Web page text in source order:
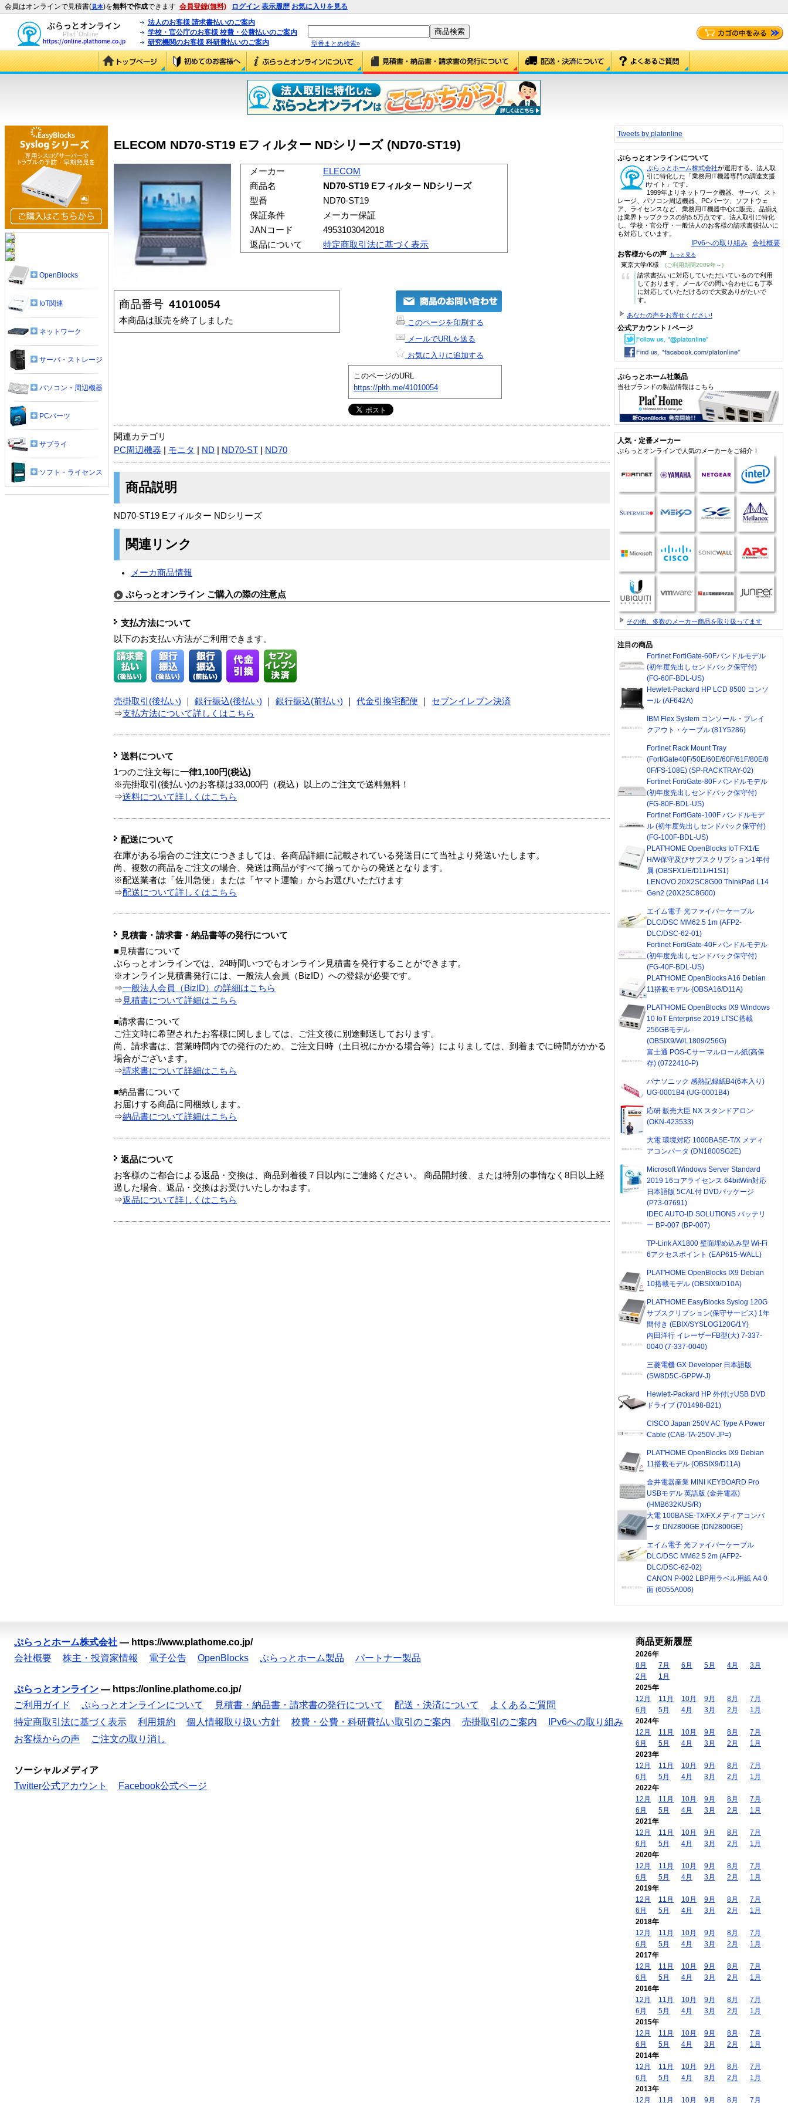
会員はオンラインで見積書(見本)を無料で作成できます 会員登録(無料) ログイン 表示履歴 お気に入りを見る
法人のお客様 請求書払いのご案内
学校・官公庁のお客様 校費・公費払いのご案内
研究機関のお客様 科研費払いのご案内
型番まとめ検索»
ELECOM ND70-ST19 Eフィルター NDシリーズ (ND70-ST19)
メーカー
ELECOM
商品名
ND70-ST19 Eフィルター NDシリーズ
型番
ND70-ST19
保証条件
メーカー保証
JANコード
4953103042018
返品について
特定商取引法に基づく表示
商品番号 41010054
本商品は販売を終了しました
このページを印刷する
メールでURLを送る
お気に入りに追加する
このページのURL
https://plth.me/41010054
関連カテゴリ
PC周辺機器
モニタ ND ND70-ST ND70
商品説明
ND70-ST19 Eフィルター NDシリーズ
関連リンク
メーカ商品情報
ぷらっとオンライン ご購入の際の注意点
支払方法について
以下のお支払い方法がご利用できます。
売掛取引(後払い) 銀行振込(後払い) 銀行振込(前払い) 代金引換宅配便
セブンイレブン決済
⇒支払方法について詳しくはこちら
送料について
1つのご注文毎に一律1,100円(税込)
※売掛取引(後払い)のお客様は33,000円（税込）以上のご注文で送料無料！
⇒送料について詳しくはこちら
配送について
在庫がある場合のご注文につきましては、各商品詳細に記載されている発送日にて当社より発送いたします。
尚、複数の商品をご注文の場合、発送は商品がすべて揃ってからの発送となります。
※配送業者は「佐川急便」または「ヤマト運輸」からお選びいただけます
⇒配送について詳しくはこちら
見積書・請求書・納品書等の発行について
■見積書について
ぷらっとオンラインでは、24時間いつでもオンライン見積書を発行することができます。
※オンライン見積書発行には、一般法人会員（BizID）への登録が必要です。
⇒一般法人会員（BizID）の詳細はこちら
⇒ 見積書について詳細はこちら
■請求書について
ご注文時に希望されたお客様に関しましては、ご注文後に別途郵送しております。
尚、請求書は、営業時間内での発行のため、ご注文日時（土日祝にかかる場合等）によりましては、到着までに時間がかかる
場合がございます。
⇒請求書について詳細はこちら
■納品書について
お届けする商品に同梱致します。
⇒納品書について詳細はこちら
返品について
お客様のご都合による返品・交換は、商品到着後７日以内にご連絡ください。 商品開封後、または特別の事情なく8日以上経
過した場合、返品・交換はお受けいたしかねます。
⇒返品について詳しくはこちら
OpenBlocks
IoT関連
ネットワーク
サーバ・ストレージ
パソコン・周辺機器
PCパーツ
サプライ
ソフト・ライセンス
Tweets by platonline
ぷらっとオンラインについて
ぷらっとホーム株式会社が運用する、法人取
引に特化した「業務用IT機器専門の調達支援
サイト」です。
1999年よりネットワーク機器、サーバ、スト
レージ、パソコン周辺機器、PCパーツ、ソフトウェ
ア、ライセンスなど、業務用IT機器中心に販売。品揃え
は業界トップクラスの約5.5万点です。法人取引に特化
し、学校・官公庁・一般法人のお客様の請求書後払いに
も対応しています。
IPv6への取り組み 会社概要
お客様からの声 もっと見る
東京大学/K様 (ご利用期間2009年～)
“
請求書払いに対応していただいているので利用
しております。メールでの問い合わせにも丁寧
に対応していただけるので大変ありがたいで
す。
あなたの声をお寄せください!
公式アカウント / ページ
ぷらっとホーム社製品
当社ブランドの製品情報はこちら
人気・定番メーカー
ぷらっとオンラインで人気のメーカーをご紹介！
その他、多数のメーカー商品を取り扱ってます
注目の商品
Fortinet FortiGate-60Fバンドルモデル
(初年度先出しセンドバック保守付)
(FG-60F-BDL-US)
Hewlett-Packard HP LCD 8500 コンソ
ール (AF642A)
IBM Flex System コンソール・ブレイ
クアウト・ケーブル (81Y5286)
Fortinet Rack Mount Tray
(FortiGate40F/50E/60E/60F/61F/80E/8
0F/FS-108E) (SP-RACKTRAY-02)
Fortinet FortiGate-80F バンドルモデル
(初年度先出しセンドバック保守付)
(FG-80F-BDL-US)
Fortinet FortiGate-100F バンドルモデ
ル (初年度先出しセンドバック保守付)
(FG-100F-BDL-US)
PLAT'HOME OpenBlocks IoT FX1/E
H/W保守及びサブスクリプション1年付
属 (OBSFX1/E/D11/H1S1)
LENOVO 20X2SC8G00 ThinkPad L14
Gen2 (20X2SC8G00)
エイム電子 光ファイバーケーブル
DLC/DSC MM62.5 1m (AFP2-
DLC/DSC-62-01)
Fortinet FortiGate-40F バンドルモデル
(初年度先出しセンドバック保守付)
(FG-40F-BDL-US)
PLAT'HOME OpenBlocks A16 Debian
11搭載モデル (OBSA16/D11A)
PLAT'HOME OpenBlocks IX9 Windows
10 IoT Enterprise 2019 LTSC搭載
256GBモデル
(OBSIX9/W/L1809/256G)
富士通 POS-Cサーマルロール紙(高保
存) (0722410-P)
パナソニック 感熱記録紙B4(6本入り)
UG-0001B4 (UG-0001B4)
応研 販売大臣 NX スタンドアロン
(OKN-423533)
大電 環境対応 1000BASE-T/X メディ
アコンバータ (DN1800SG2E)
Microsoft Windows Server Standard
2019 16コアライセンス 64bitWin対応
日本語版 5CAL付 DVDパッケージ
(P73-07691)
IDEC AUTO-ID SOLUTIONS バッテリ
ー BP-007 (BP-007)
TP-Link AX1800 壁面埋め込み型 Wi-Fi
6アクセスポイント (EAP615-WALL)
PLAT'HOME OpenBlocks IX9 Debian
10搭載モデル (OBSIX9/D10A)
PLAT'HOME EasyBlocks Syslog 120G
サブスクリプション(保守サービス) 1年
間付き (EBIX/SYSLOG120G/1Y)
内田洋行 イレーザーFB型(大) 7-337-
0040 (7-337-0040)
三菱電機 GX Developer 日本語版
(SW8D5C-GPPW-J)
Hewlett-Packard HP 外付けUSB DVD
ドライブ (701498-B21)
CISCO Japan 250V AC Type A Power
Cable (CAB-TA-250V-JP=)
PLAT'HOME OpenBlocks IX9 Debian
11搭載モデル (OBSIX9/D11A)
金井電器産業 MINI KEYBOARD Pro
USBモデル 英語版 (金井電器)
(HMB632KUS/R)
大電 100BASE-TX/FXメディアコンバ
ータ DN2800GE (DN2800GE)
エイム電子 光ファイバーケーブル
DLC/DSC MM62.5 2m (AFP2-
DLC/DSC-62-02)
CANON P-002 LBP用ラベル用紙 A4 0
面 (6055A006)
ぷらっとホーム株式会社 — https://www.plathome.co.jp/
会社概要
株主・投資家情報 電子公告 OpenBlocks ぷらっとホーム製品 パートナー製品
ぷらっとオンライン — https://online.plathome.co.jp/
ご利用ガイド
ぷらっとオンラインについて 見積書・納品書・請求書の発行について 配送・決済について
よくあるご質問
特定商取引法に基づく表示
利用規約 個人情報取り扱い方針 校費・公費・科研費払い取引のご案内 売掛取引のご案内
IPv6への取り組み
お客様からの声
ご注文の取り消し
ソーシャルメディア
Twitter公式アカウント
Facebook公式ページ
商品更新履歴
2026年
8月
7月 6月 5月 4月
3月
2月
1月
2025年
12月
11月 10月 9月 8月
7月
6月
5月 4月 3月 2月
1月
2024年
12月
11月 10月 9月 8月
7月
6月
5月 4月 3月 2月
1月
2023年
12月
11月 10月 9月 8月
7月
6月
5月 4月 3月 2月
1月
2022年
12月
11月 10月 9月 8月
7月
6月
5月 4月 3月 2月
1月
2021年
12月
11月 10月 9月 8月
7月
6月
5月 4月 3月 2月
1月
2020年
12月
11月 10月 9月 8月
7月
6月
5月 4月 3月 2月
1月
2019年
12月
11月 10月 9月 8月
7月
6月
5月 4月 3月 2月
1月
2018年
12月
11月 10月 9月 8月
7月
6月
5月 4月 3月 2月
1月
2017年
12月
11月 10月 9月 8月
7月
6月
5月 4月 3月 2月
1月
2016年
12月
11月 10月 9月 8月
7月
6月
5月 4月 3月 2月
1月
2015年
12月
11月 10月 9月 8月
7月
6月
5月 4月 3月 2月
1月
2014年
12月
11月 10月 9月 8月
7月
6月
5月 4月 3月 2月
1月
2013年
12月
11月 10月 9月 8月 7月